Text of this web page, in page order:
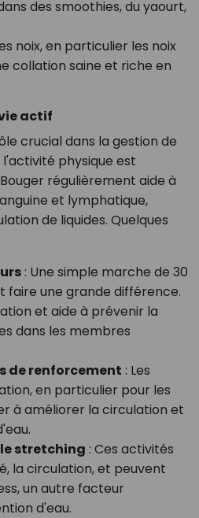
des smoothies, du yaourt,
noix, en particulier les noix
collation saine et riche en
actif
crucial dans la gestion de
physique est
régulièrement aide à
et lymphatique,
de liquides. Quelques
: Une simple marche de 30
faire une grande différence.
et aide à prévenir la
dans les membres
de renforcement : Les
en particulier pour les
à améliorer la circulation et
le stretching : Ces activités
la circulation, et peuvent
un autre facteur
d'eau.